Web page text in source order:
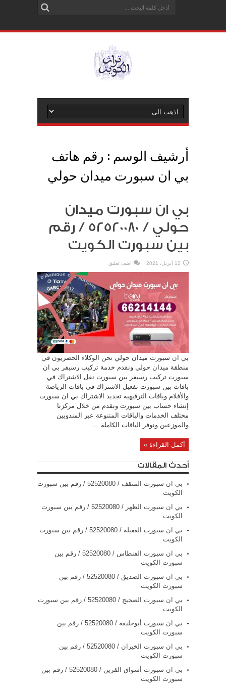
أرشيف الوسم : رقم هاتف
بي ان سبورت ميدان حولي
بي ان سبورت ميدان
حولي / 52520080 / رقم
بين سبورت الكويت
12 أبريل، 2021 اضف تعليق
بي ان سبورت ميدان حولي نحن الوكلاء الحصريون في
منطقة ميدان حولي ونقدم خدمة تركيب رسيفر بي ان
سبورت تركيب رسيفر بين سبورت نقل الاشتراك في
باقات بين سبورت تفعيل الاشتراك في باقات الرياضة
والأفلام وباقات الترفيهية تجديد الاشتراك بي ان سبورت
إنشاء حساب بين سبورت ونقدم من خلال مركزنا
مختلف الخدمات والباقات المتنوعة عبر المندوبين
والموزعين ونوفر الباقات الكاملة ...
أكمل القراءة »
أحدث المقالات
بي ان سبورت المنقف / 52520080 / رقم بين سبورت
الكويت
بي ان سبورت الظهر / 52520080 / رقم بين سبورت
الكويت
بي ان سبورت العقيلة / 52520080 / رقم بين سبورت
الكويت
بي ان سبورت الفنطاس / 52520080 / رقم بين
سبورت الكويت
بي ان سبورت الصديق / 52520080 / رقم بين
سبورت الكويت
بي ان سبورت الضجيج / 52520080 / رقم بين سبورت
الكويت
بي ان سبورت أبوحليفة / 52520080 / رقم بين
سبورت الكويت
بي ان سبورت الخيران / 52520080 / رقم بين
سبورت الكويت
بي ان سبورت أسواق القرين / 52520080 / رقم بين
سبورت الكويت